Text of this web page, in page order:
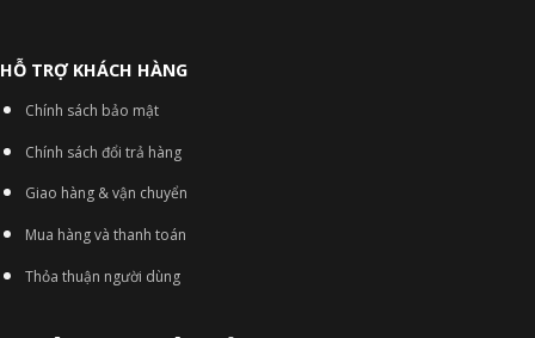
HỖ TRỢ KHÁCH HÀNG
Chính sách bảo mật
Chính sách đổi trả hàng
Giao hàng & vận chuyển
Mua hàng và thanh toán
Thỏa thuận người dùng